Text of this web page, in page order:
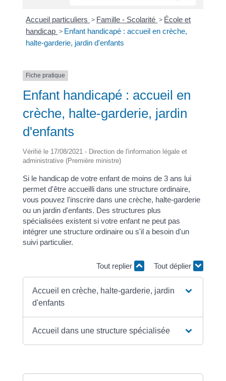
Accueil particuliers > Famille - Scolarité > École et
handicap > Enfant handicapé : accueil en crèche,
halte-garderie, jardin d'enfants
Fiche pratique
Enfant handicapé : accueil en
crèche, halte-garderie, jardin
d'enfants
Vérifié le 17/08/2021 - Direction de l'information légale et
administrative (Première ministre)
Si le handicap de votre enfant de moins de 3 ans lui
permet d'être accueilli dans une structure ordinaire,
vous pouvez l'inscrire dans une crèche, halte-garderie
ou un jardin d'enfants. Des structures plus
spécialisées existent si votre enfant ne peut pas
intégrer une structure ordinaire ou s'il a besoin d'un
suivi particulier.
Tout replier Tout déplier
Accueil en crèche, halte-garderie, jardin
d'enfants
Accueil dans une structure spécialisée